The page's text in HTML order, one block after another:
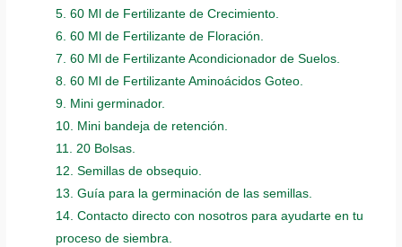
5. 60 Ml de Fertilizante de Crecimiento.
6. 60 Ml de Fertilizante de Floración.
7. 60 Ml de Fertilizante Acondicionador de Suelos.
8. 60 Ml de Fertilizante Aminoácidos Goteo.
9. Mini germinador.
10. Mini bandeja de retención.
11. 20 Bolsas.
12. Semillas de obsequio.
13. Guía para la germinación de las semillas.
14. Contacto directo con nosotros para ayudarte en tu
proceso de siembra.